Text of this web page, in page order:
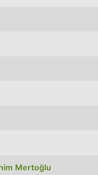
Mertoğlu